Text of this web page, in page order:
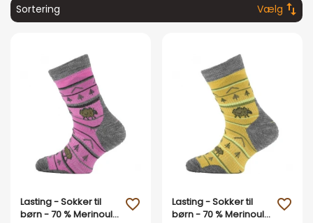
Sortering Vælg swap_vert
Vis her
Lasting - Sokker til
børn - 70 % Merinould
favorite_outline
Vis her
Lasting - Sokker til
børn - 70 % Merinould
favorite_outline